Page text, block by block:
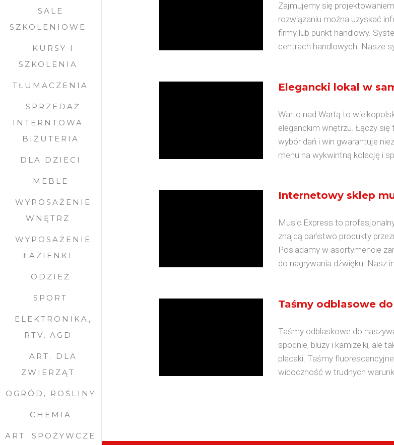
SALE
SZKOLENIOWE
KURSY I
SZKOLENIA
TŁUMACZENIA
SPRZEDAŻ
INTERNTOWA
BIŻUTERIA
DLA DZIECI
MEBLE
WYPOSAŻENIE
WNĘTRZ
WYPOSAŻENIE
ŁAZIENKI
ODZIEŻ
SPORT
ELEKTRONIKA,
RTV, AGD
ART. DLA
ZWIERZĄT
OGRÓD, ROŚLINY
CHEMIA
ART. SPOŻYWCZE
Zajmujemy się
rozwiązaniu można uzyskać
firmy lub punkt handlowy.
centrach handlowych. Nasze
Elegancki lokal w
Warto nad Wartą to
eleganckim wnętrzu. Łączy
wybór dań i win gwarantuje
menu na wykwintną kolację i
Internetowy sklep
Music Express to
znajdą państwo produkty
Posiadamy w asortymencie
do nagrywania dźwięku. Nasz
Taśmy odblasowe
Taśmy odblaskowe do
spodnie, bluzy i kamizelki, ale
plecaki. Taśmy
widoczność w trudnych